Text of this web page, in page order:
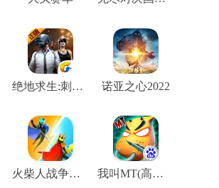
绝地求生:刺激战场 诺亚之心2022
火柴人战争王座 我叫MT(高清版)